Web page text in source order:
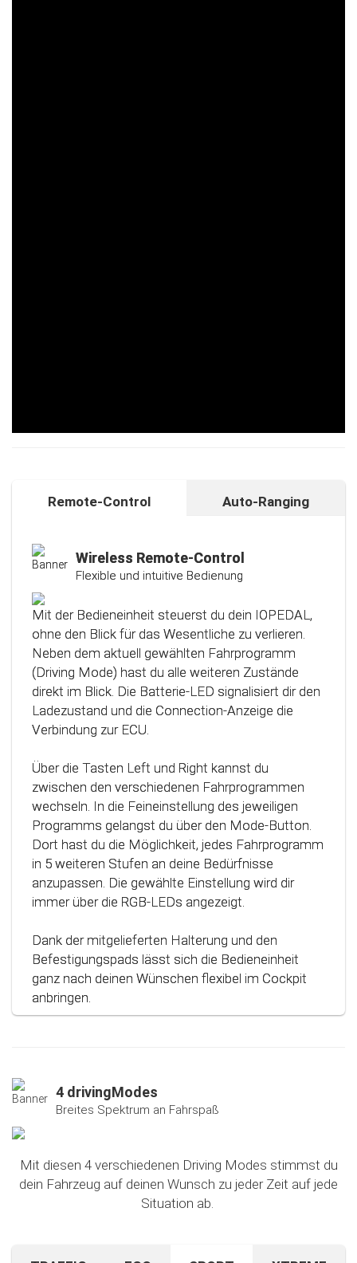
Remote-Control Auto-Ranging
Wireless Remote-Control
Flexible und intuitive Bedienung
Mit der Bedieneinheit steuerst du dein IOPEDAL,
ohne den Blick für das Wesentliche zu verlieren.
Neben dem aktuell gewählten Fahrprogramm
(Driving Mode) hast du alle weiteren Zustände
direkt im Blick. Die Batterie-LED signalisiert dir den
Ladezustand und die Connection-Anzeige die
Verbindung zur ECU.
Über die Tasten Left und Right kannst du
zwischen den verschiedenen Fahrprogrammen
wechseln. In die Feineinstellung des jeweiligen
Programms gelangst du über den Mode-Button.
Dort hast du die Möglichkeit, jedes Fahrprogramm
in 5 weiteren Stufen an deine Bedürfnisse
anzupassen. Die gewählte Einstellung wird dir
immer über die RGB-LEDs angezeigt.
Dank der mitgelieferten Halterung und den
Befestigungspads lässt sich die Bedieneinheit
ganz nach deinen Wünschen flexibel im Cockpit
anbringen.
Kalibrierungsfunktion
Das Steuergerät (ECU) verfügt über eine
intelligente Kalibrierfunktion. Direkt nach dem
Einbau des IOPEDAL werden alle notwendigen
Informationen des Gaspedals automatisch
analysiert und zu einem optimierten individuellen
Kennfeld verarbeitet. Dadurch werden die
einzelnen Fahrmodi (Fahrprogramme)
automatisch an die Charakteristik des Gaspedals
Technologie werden alle Potenziale deines
Fahrzeuges erkannt und können optimal genutzt
werden.
4 drivingModes
Breites Spektrum an Fahrspaß
Mit diesen 4 verschiedenen Driving Modes stimmst du
dein Fahrzeug auf deinen Wunsch zu jeder Zeit auf jede
Situation ab.